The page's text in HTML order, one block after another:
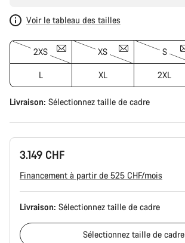
Voir le tableau des tailles
2XS XS S
L XL 2XL
Livraison: Sélectionnez taille de cadre
3.149 CHF
Financement à partir de 525 CHF/mois
Livraison: Sélectionnez taille de cadre
Sélectionnez taille de cadre